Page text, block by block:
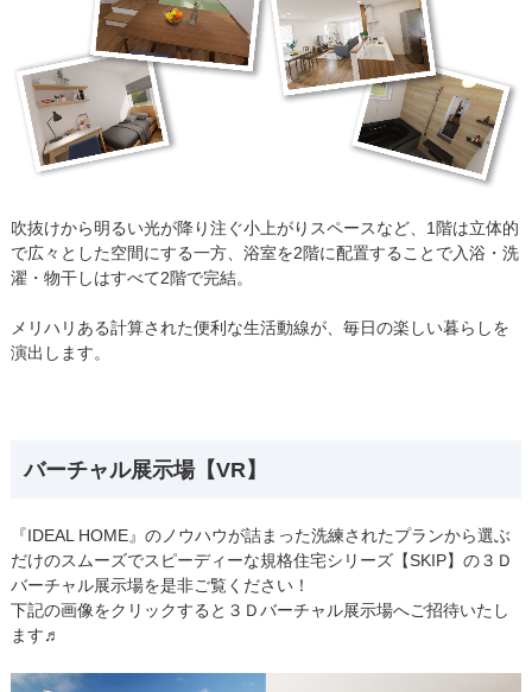
吹抜けから明るい光が降り注ぐ小上がりスペースなど、1階は立体的
で広々とした空間にする一方、浴室を2階に配置することで入浴・洗
濯・物干しはすべて2階で完結。
メリハリある計算された便利な生活動線が、毎日の楽しい暮らしを
演出します。
バーチャル展示場【VR】
『IDEAL HOME』のノウハウが詰まった洗練されたプランから選ぶ
だけのスムーズでスピーディーな規格住宅シリーズ【SKIP】の３Ｄ
バーチャル展示場を是非ご覧ください！
下記の画像をクリックすると３Ｄバーチャル展示場へご招待いたし
ます♬